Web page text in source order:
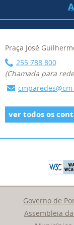
Praça José
255 788 800
(Chamada para
ver todos os
Governo de
Assembleia